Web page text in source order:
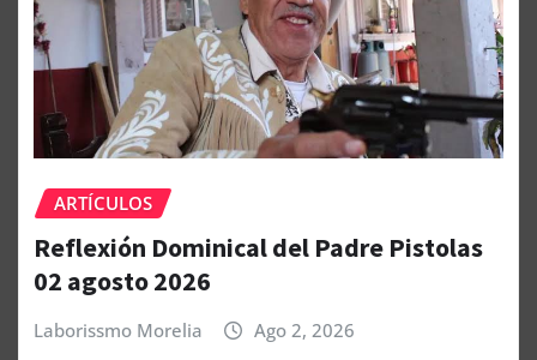
ARTÍCULOS
Reflexión Dominical del Padre Pistolas
02 agosto 2026
Laborissmo Morelia Ago 2, 2026